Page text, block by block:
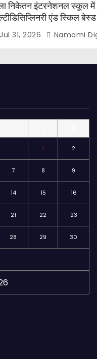
निकेतन इंटरनेशनल स्कूल में
एंड स्किल बेस्ड
शिक्षक सेमिनार आयोजित,
किया गया सम्मानित
Jul 31, 2026 Namami
1 2
7 8 9
14 15 16
21 22 23
28 29 30